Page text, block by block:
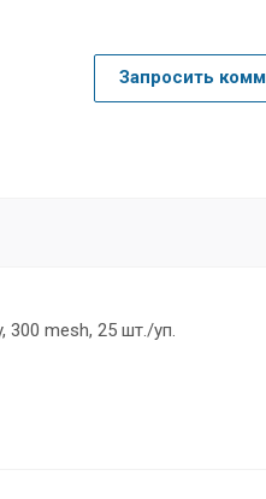
Запросить
mesh, 25 шт./уп.